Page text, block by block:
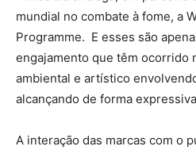
mundial no combate à fome, a
Programme. E esses são
engajamento que têm ocorrido
ambiental e artístico
alcançando de forma
A interação das marcas com o